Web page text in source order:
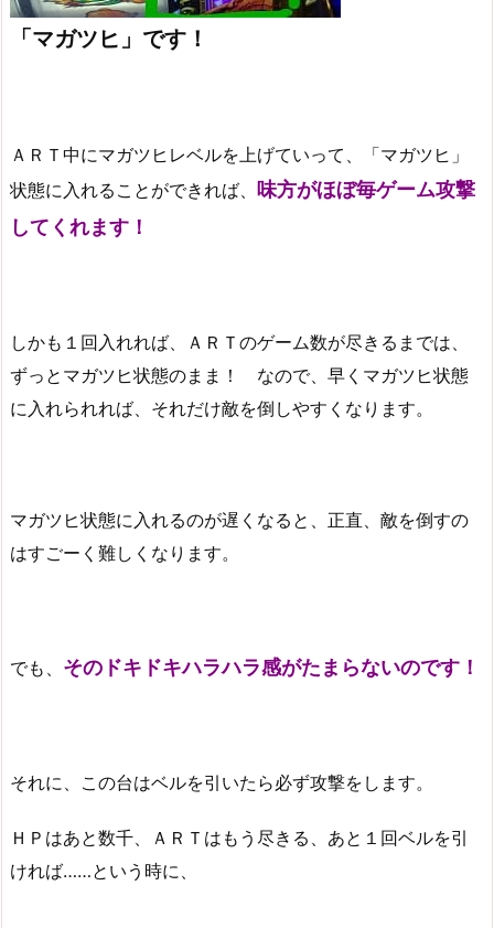
「マガツヒ」です！
ＡＲＴ中にマガツヒレベルを上げていって、「マガツヒ」
状態に入れることができれば、 味方がほぼ毎ゲーム攻撃
してくれます！
しかも１回入れれば、ＡＲＴのゲーム数が尽きるまでは、
ずっとマガツヒ状態のまま！ なので、早くマガツヒ状態
に入れられれば、それだけ敵を倒しやすくなります。
マガツヒ状態に入れるのが遅くなると、正直、敵を倒すの
はすごーく難しくなります。
でも、 そのドキドキハラハラ感がたまらないのです！
それに、この台はベルを引いたら必ず攻撃をします。
ＨＰはあと数千、ＡＲＴはもう尽きる、あと１回ベルを引
ければ……という時に、